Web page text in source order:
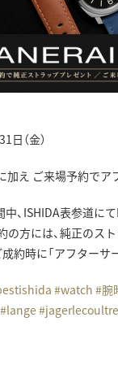
（金）
加え ご来場予約で
中、ISHIDA表参道
方には、純正のス
約時に「アフター
#watch #腕
#lange#jagerlecoultre